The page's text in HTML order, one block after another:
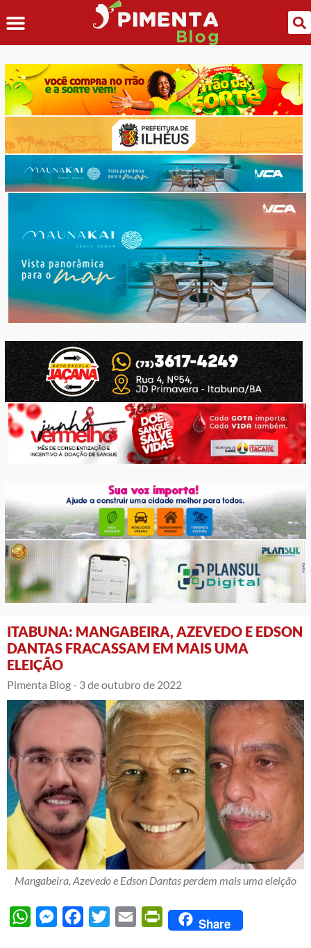
ITABUNA: MANGABEIRA, AZEVEDO E EDSON
DANTAS FRACASSAM EM MAIS UMA
ELEIÇÃO
Pimenta Blog - 3 de outubro de 2022
Mangabeira, Azevedo e Edson Dantas perdem mais uma eleição
WhatsAppMessengerFacebook
Twitter Email PrintFriendly
Share